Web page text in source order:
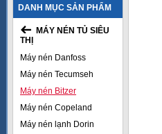
DANH MỤC SẢN PHẨM
MÁY NÉN TỦ SIÊU
THỊ
Máy nén Danfoss
Máy nén Tecumseh
Máy nén Bitzer
Máy nén Copeland
Máy nén lạnh Dorin